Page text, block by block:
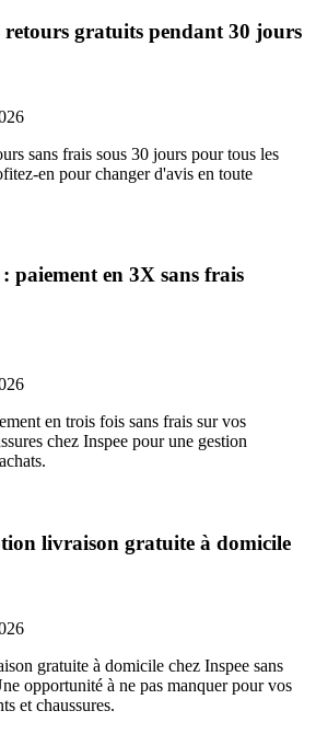
retours gratuits pendant 30 jours
sans frais sous 30 jours pour tous les
en pour changer d'avis en toute
: paiement en 3X sans frais
en trois fois sans frais sur vos
chez Inspee pour une gestion
livraison gratuite à domicile
gratuite à domicile chez Inspee sans
opportunité à ne pas manquer pour vos
et chaussures.